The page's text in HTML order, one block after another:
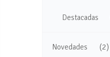
Destacadas
Novedades (2)